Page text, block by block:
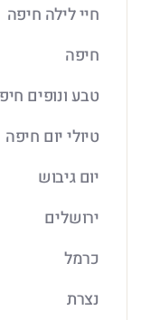
חיי לילה חיפה
חיפה
טבע ונופים
טיולי יום חיפה
יום גיבוש
ירושלים
כרמל
נצרת